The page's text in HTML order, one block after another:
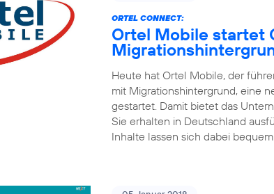
ORTEL CONNECT:
Ortel Mobile startet
Heute hat Ortel Mobile, der
mit Migrationshintergrund, eine
gestartet. Damit bietet das
Sie erhalten in Deutschland
Inhalte lassen sich dabei